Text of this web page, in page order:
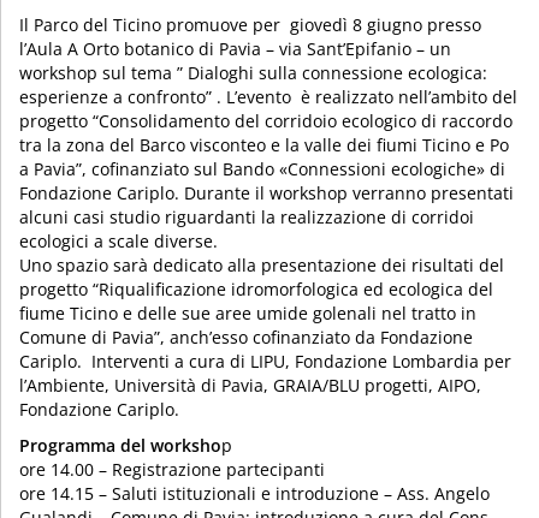
Il Parco del Ticino promuove per giovedì 8 giugno presso
l’Aula A Orto botanico di Pavia – via Sant’Epifanio – un
workshop sul tema ” Dialoghi sulla connessione ecologica:
esperienze a confronto” . L’evento è realizzato nell’ambito del
progetto “Consolidamento del corridoio ecologico di raccordo
tra la zona del Barco visconteo e la valle dei fiumi Ticino e Po
a Pavia”, cofinanziato sul Bando «Connessioni ecologiche» di
Fondazione Cariplo. Durante il workshop verranno presentati
alcuni casi studio riguardanti la realizzazione di corridoi
ecologici a scale diverse.
Uno spazio sarà dedicato alla presentazione dei risultati del
progetto “Riqualificazione idromorfologica ed ecologica del
fiume Ticino e delle sue aree umide golenali nel tratto in
Comune di Pavia”, anch’esso cofinanziato da Fondazione
Cariplo. Interventi a cura di LIPU, Fondazione Lombardia per
l’Ambiente, Università di Pavia, GRAIA/BLU progetti, AIPO,
Fondazione Cariplo.
Programma del workshop
ore 14.00 – Registrazione partecipanti
ore 14.15 – Saluti istituzionali e introduzione – Ass. Angelo